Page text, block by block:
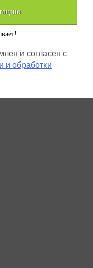
и согласен с
и обработки